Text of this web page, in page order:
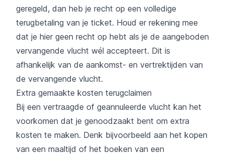
geregeld, dan heb je recht op een volledige
terugbetaling van je ticket. Houd er rekening mee
dat je hier geen recht op hebt als je de aangeboden
vervangende vlucht wél accepteert. Dit is
afhankelijk van de aankomst- en vertrektijden van
de vervangende vlucht.
Extra gemaakte kosten terugclaimen
Bij een vertraagde of geannuleerde vlucht kan het
voorkomen dat je genoodzaakt bent om extra
kosten te maken. Denk bijvoorbeeld aan het kopen
van een maaltijd of het boeken van een